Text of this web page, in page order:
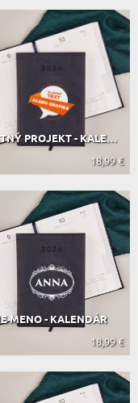
VLASTNÝ PROJEKT - KALENDÁR
18,99 €
MENO - KALENDÁR
18,99 €